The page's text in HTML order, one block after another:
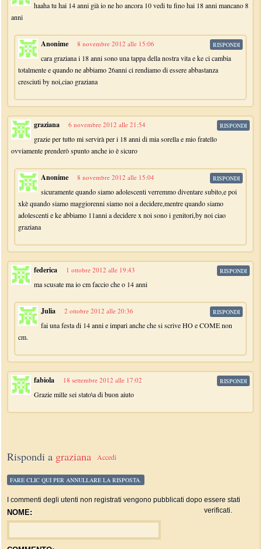
haaha tu hai 14 anni già io ne ho ancora 10 vedi tu fino hai 18 anni mancano 8
anni
Anonime 8 novembre 2012 alle 15:06
cara graziana i 18 anni sono una tappa della nostra vita e ke ci cambia
totalmente e quando ne abbiamo 26anni ci rendiamo di essere abbastanza
cresciuti by noi,ciao graziana
RISPONDI
graziana 6 novembre 2012 alle 21:54
grazie per tutto mi servirà per i 18 anni di mia sorella e mio fratello
ovviamente prenderò spunto anche io è sicuro
RISPONDI
Anonime 8 novembre 2012 alle 15:04
sicuramente quando siamo adolescenti verremmo diventare subito,e poi
xkè quando siamo maggiorenni siamo noi a decidere,mentre quando siamo
adolescenti e ke abbiamo 11anni a decidere x noi sono i genitori,by noi ciao
graziana
RISPONDI
federica 1 ottobre 2012 alle 19:43
ma scusate ma io cm faccio che o 14 anni
RISPONDI
Julia 2 ottobre 2012 alle 20:36
fai una festa di 14 anni e impari anche che si scrive HO e COME non
cm.
RISPONDI
fabiola 18 settembre 2012 alle 17:02
Grazie mille sei stato\a di buon aiuto
RISPONDI
Rispondi a graziana Accedi
FARE CLIC QUI PER ANNULLARE LA RISPOSTA.
I commenti degli utenti non registrati vengono pubblicati dopo essere stati
verificati.
NOME: